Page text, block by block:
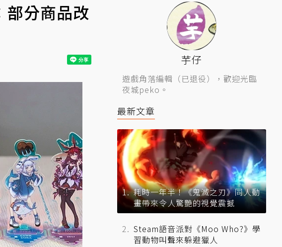
分商品改
芋仔
遊戲角落編輯（已退役），歡迎光臨
夜城peko。
最新文章
耗時一年半！《鬼滅之刃》同人動
畫帶來令人驚艷的視覺震撼
Steam語音派對《Moo Who?》學
習動物叫聲來躲避獵人